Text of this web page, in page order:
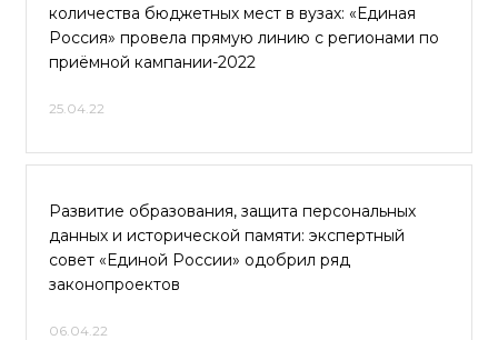
количества бюджетных мест в вузах: «Единая
Россия» провела прямую линию с регионами по
приёмной кампании-2022
25.04.22
Развитие образования, защита персональных
данных и исторической памяти: экспертный
совет «Единой России» одобрил ряд
законопроектов
06.04.22